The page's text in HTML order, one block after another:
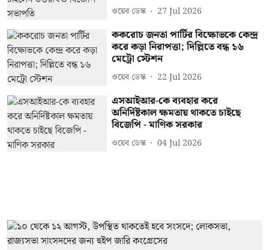
ওয়েব ডেস্ক 27 Jul 2026
ককরোচ জনতা পার্টির বিক্ষোভকে কেন্দ্র
করে কড়া নিরাপত্তা; দিল্লিতে বন্ধ ১৬
মেট্রো স্টেশন
ওয়েব ডেস্ক 22 Jul 2026
এসআইআর-কে ব্যবহার করে
অনির্দিষ্টকাল ক্ষমতায় থাকতে চাইছে
বিজেপি - মাণিক সরকার
ওয়েব ডেস্ক 04 Jul 2026